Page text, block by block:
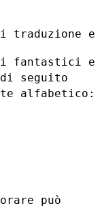
traduzione
i fantastici e
di seguito
alfabetico:
può